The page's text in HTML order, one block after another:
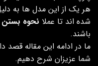
هر یک از این مدل ها به
شده اند تا عملا نحوه بستن
باشند.
ما در ادامه این مقاله
شما عزیزان شرح دهیم.